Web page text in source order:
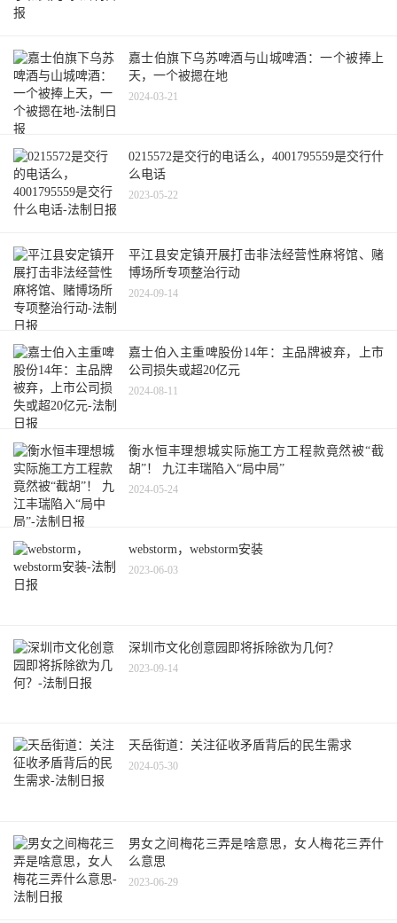
嘉士伯旗下乌苏啤酒与山城啤酒：一个被捧上
天，一个被摁在地
2024-03-21
0215572是交行的电话么，4001795559是交行什
么电话
2023-05-22
平江县安定镇开展打击非法经营性麻将馆、赌
博场所专项整治行动
2024-09-14
嘉士伯入主重啤股份14年：主品牌被弃，上市
公司损失或超20亿元
2024-08-11
衡水恒丰理想城实际施工方工程款竟然被“截
胡”！ 九江丰瑞陷入“局中局”
2024-05-24
webstorm，webstorm安装
2023-06-03
深圳市文化创意园即将拆除欲为几何？
2023-09-14
天岳街道：关注征收矛盾背后的民生需求
2024-05-30
男女之间梅花三弄是啥意思，女人梅花三弄什
么意思
2023-06-29